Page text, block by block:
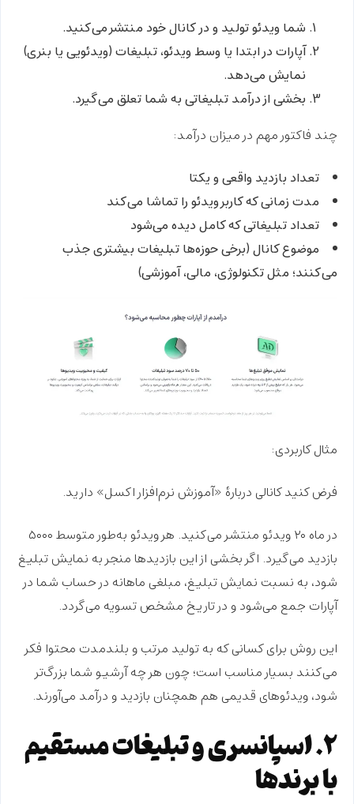
شما ویدئو تولید و در کانال خود منتشر می‌کنید.
آپارات در ابتدا یا وسط ویدئو، تبلیغات (ویدئویی یا بنری)
نمایش می‌دهد.
بخشی از درآمد تبلیغاتی به شما تعلق می‌گیرد.
چند فاکتور مهم در میزان درآمد:
تعداد بازدید واقعی و یکتا
مدت زمانی که کاربر ویدئو را تماشا می‌کند
تعداد تبلیغاتی که کامل دیده می‌شود
موضوع کانال (برخی حوزه‌ها تبلیغات بیشتری جذب
می‌کنند؛ مثل تکنولوژی، مالی، آموزشی)
مثال کاربردی:
فرض کنید کانالی دربارهٔ «آموزش نرم‌افزار اکسل» دارید.
در ماه ۲۰ ویدئو منتشر می‌کنید. هر ویدئو به‌طور متوسط ۵۰۰۰
بازدید می‌گیرد. اگر بخشی از این بازدیدها منجر به نمایش تبلیغ
شود، به نسبت نمایش تبلیغ، مبلغی ماهانه در حساب شما در
آپارات جمع می‌شود و در تاریخ مشخص تسویه می‌گردد.
این روش برای کسانی که به تولید مرتب و بلندمدت محتوا فکر
می‌کنند بسیار مناسب است؛ چون هر چه آرشیو شما بزرگ‌تر
شود، ویدئوهای قدیمی هم همچنان بازدید و درآمد می‌آورند.
۲. اسپانسری و تبلیغات مستقیم
با برندها